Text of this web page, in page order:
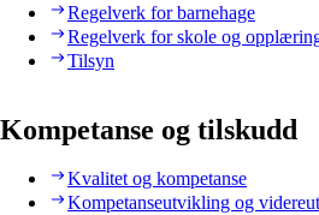
Regelverk for barnehage
Regelverk for skole og
Tilsyn
Kompetanse og tilskudd
Kvalitet og kompetanse
Kompetanseutvikling og